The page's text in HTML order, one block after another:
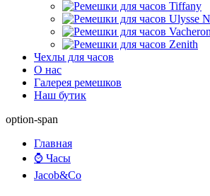
Чехлы для часов
О нас
Галерея ремешков
Наш бутик
option-span
Главная
⌚ Часы
Jacob&Co